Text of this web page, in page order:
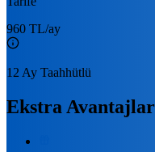
960 TL/ay
12 Ay Taahhütlü
Ekstra Avantajlar